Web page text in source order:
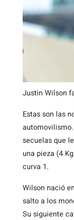
Justin Wilson
Estas son las
secuelas que
una pieza (4
curva 1.
Wilson nació
salto a los
Su siguiente